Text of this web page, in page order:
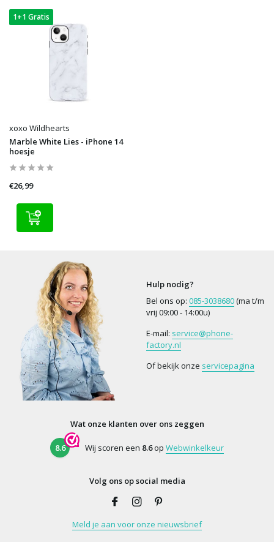
1+1 Gratis
xoxo Wildhearts
Marble White Lies - iPhone 14
hoesje
€26,99
Hulp nodig?
Bel ons op: 085-3038680(ma t/m
vrij 09:00 - 14:00u)
E-mail: service@phone-
factory.nl
Of bekijk onze servicepagina
Wat onze klanten over ons zeggen
8.6 Wij scoren een 8.6op Webwinkelkeur
Volg ons op social media
Meld je aan voor onze nieuwsbrief